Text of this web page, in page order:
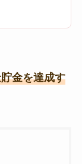
金を達成す